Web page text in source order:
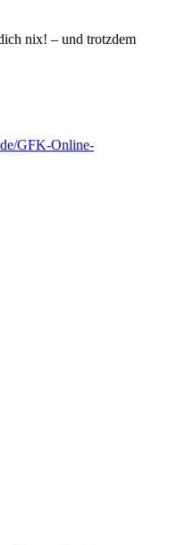
nix! – und trotzdem
GFK-Online-